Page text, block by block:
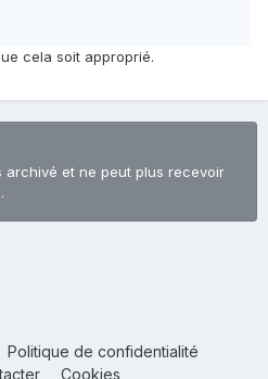
cela soit approprié.
archivé et ne peut plus recevoir
Politique de confidentialité
Cookies